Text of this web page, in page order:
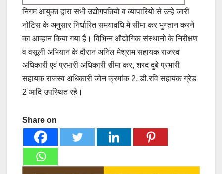
निगम आयुक्त द्वारा सभी उद्योगपतियो व व्यापारियो से उन्हे जारी
नोटिस के अनुसार निर्धारित समयावधि मे सीमा कर भुगतान करने
का आव्हान किया गया है। विभिन्न औद्योगिक संस्थानो के निरीक्षण
व वसूली अभियान के दौरान अनिल मेश्राम सहायक राजस्व
अधिकारी एवं प्रभारी अधिकारी सीमा कर, शरद दुबे प्रभारी
सहायक राजस्व अधिकारी जोन क्रमांक 2, डी.रवि सहायक ग्रेड
2 आदि उपस्थित रहे।
Share on